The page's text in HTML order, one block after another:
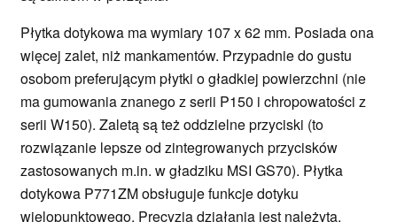
Płytka dotykowa ma wymiary 107 x 62 mm. Posiada ona
więcej zalet, niż mankamentów. Przypadnie do gustu
osobom preferującym płytki o gładkiej powierzchni (nie
ma gumowania znanego z serii P150 i chropowatości z
serii W150). Zaletą są też oddzielne przyciski (to
rozwiązanie lepsze od zintegrowanych przycisków
zastosowanych m.in. w gładziku MSI GS70). Płytka
dotykowa P771ZM obsługuje funkcje dotyku
wielopunktowego. Precyzja działania jest należyta.